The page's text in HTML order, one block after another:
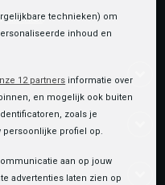
Klik hier. technieken) om
inhoud en
12 partners informatie over
en mogelijk ook buiten
zoals je
persoonlijke profiel op.
aan op jouw
advertenties laten zien op